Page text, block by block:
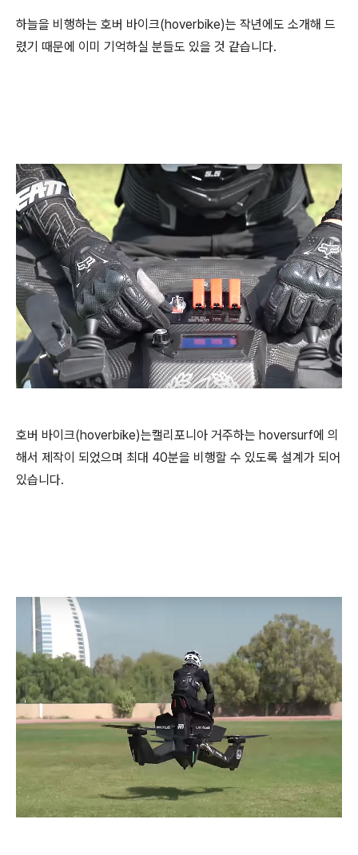
하늘을 비행하는 호버 바이크(hoverbike)는 작년에도 소개해 드
렸기 때문에 이미 기억하실 분들도 있을 것 같습니다.
호버 바이크(hoverbike)는캘리포니아 거주하는 hoversurf에 의
해서 제작이 되었으며 최대 40분을 비행할 수 있도록 설계가 되어
있습니다.